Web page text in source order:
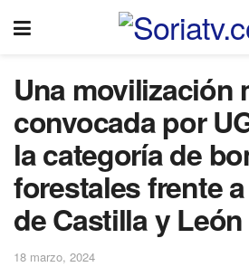
Una movilización
convocada por
la categoría de
forestales frente
de Castilla y León
18 marzo, 2024